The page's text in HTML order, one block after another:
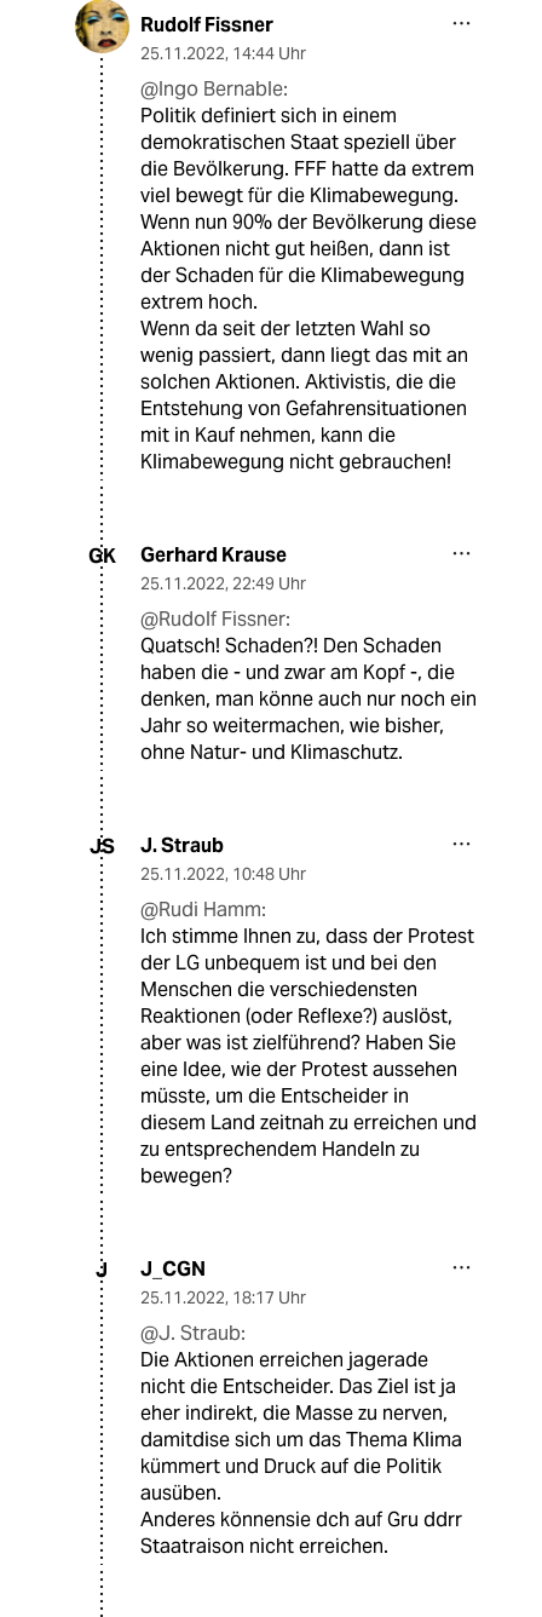
Rudolf Fissner
25.11.2022, 14:44 Uhr
@Ingo Bernable:
Politik definiert sich in einem
demokratischen Staat speziell über
die Bevölkerung. FFF hatte da extrem
viel bewegt für die Klimabewegung.
Wenn nun 90% der Bevölkerung diese
Aktionen nicht gut heißen, dann ist
der Schaden für die Klimabewegung
extrem hoch.
Wenn da seit der letzten Wahl so
wenig passiert, dann liegt das mit an
solchen Aktionen. Aktivistis, die die
Entstehung von Gefahrensituationen
mit in Kauf nehmen, kann die
Klimabewegung nicht gebrauchen!
GK Gerhard Krause
25.11.2022, 22:49 Uhr
@Rudolf Fissner:
Quatsch! Schaden?! Den Schaden
haben die - und zwar am Kopf -, die
denken, man könne auch nur noch ein
Jahr so weitermachen, wie bisher,
ohne Natur- und Klimaschutz.
JS J. Straub
25.11.2022, 10:48 Uhr
@Rudi Hamm:
Ich stimme Ihnen zu, dass der Protest
der LG unbequem ist und bei den
Menschen die verschiedensten
Reaktionen (oder Reflexe?) auslöst,
aber was ist zielführend? Haben Sie
eine Idee, wie der Protest aussehen
müsste, um die Entscheider in
diesem Land zeitnah zu erreichen und
zu entsprechendem Handeln zu
bewegen?
J J_CGN
25.11.2022, 18:17 Uhr
@J. Straub:
Die Aktionen erreichen jagerade
nicht die Entscheider. Das Ziel ist ja
eher indirekt, die Masse zu nerven,
damitdise sich um das Thema Klima
kümmert und Druck auf die Politik
ausüben.
Anderes könnensie dch auf Gru ddrr
Staatraison nicht erreichen.